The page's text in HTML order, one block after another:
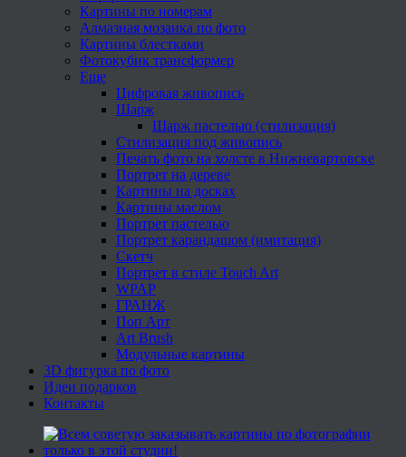
Картины по номерам
Алмазная мозаика по фото
Картины блестками
Фотокубик трансформер
Еще
Цифровая живопись
Шарж
Шарж пастелью (стилизация)
Стилизация под живопись
Печать фото на холсте в Нижневартовске
Портрет на дереве
Картины на досках
Картины маслом
Портрет пастелью
Портрет карандашом (имитация)
Скетч
Портрет в стиле Touch Art
WPAP
ГРАНЖ
Поп Арт
Art Brush
Модульные картины
3D фигурка по фото
Идеи подарков
Контакты